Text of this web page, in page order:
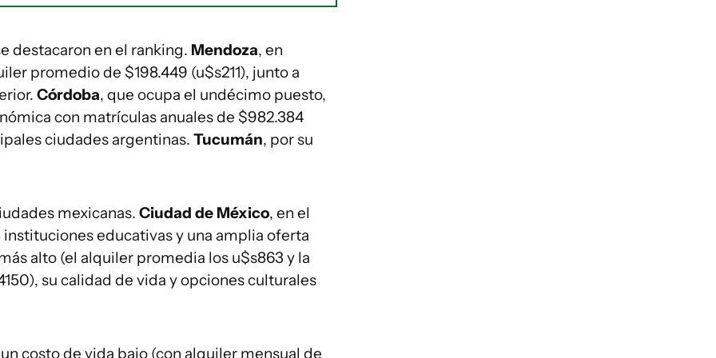
destacaron en el ranking. Mendoza, en
promedio de $198.449 (u$s211), junto a
Córdoba, que ocupa el undécimo puesto,
con matrículas anuales de $982.384
ciudades argentinas. Tucumán, por su
mexicanas. Ciudad de México, en el
educativas y una amplia oferta
alto (el alquiler promedia los u$s863 y la
su calidad de vida y opciones culturales
costo de vida bajo (con alquiler mensual de